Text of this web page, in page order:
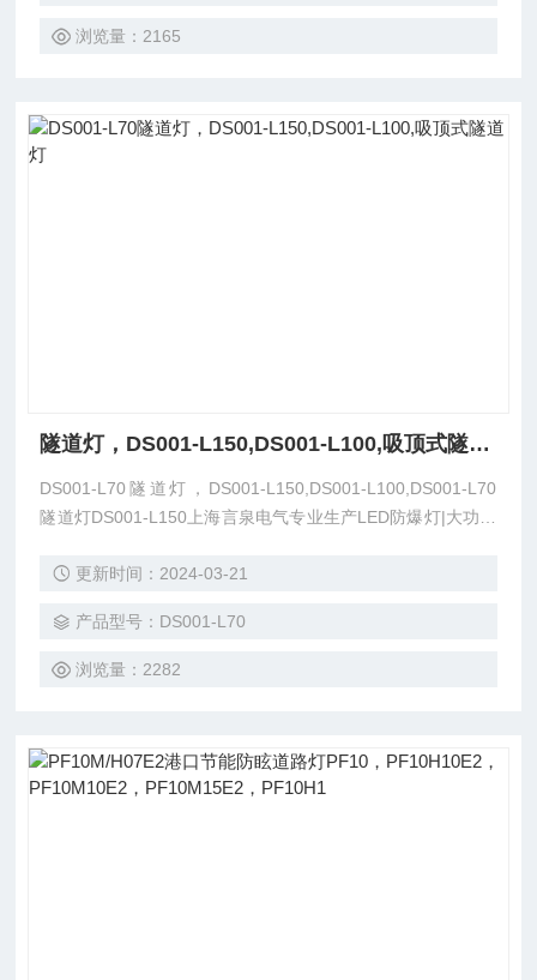
浏览量：2165
隧道灯，DS001-L150,DS001-L100,吸顶式隧道灯
DS001-L70隧道灯，DS001-L150,DS001-L100,DS001-L70
隧道灯DS001-L150上海言泉电气专业生产LED防爆灯|大功率
50WLED防爆灯|60WLED防爆灯|70WLED防爆灯|80WLED防
爆声光报警器|LED防爆吸
更新时间：2024-03-21
产品型号：DS001-L70
浏览量：2282